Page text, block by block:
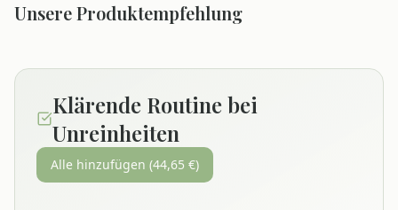
Unsere Produktempfehlung
Klärende Routine bei
Unreinheiten
Alle hinzufügen (44,65 €)